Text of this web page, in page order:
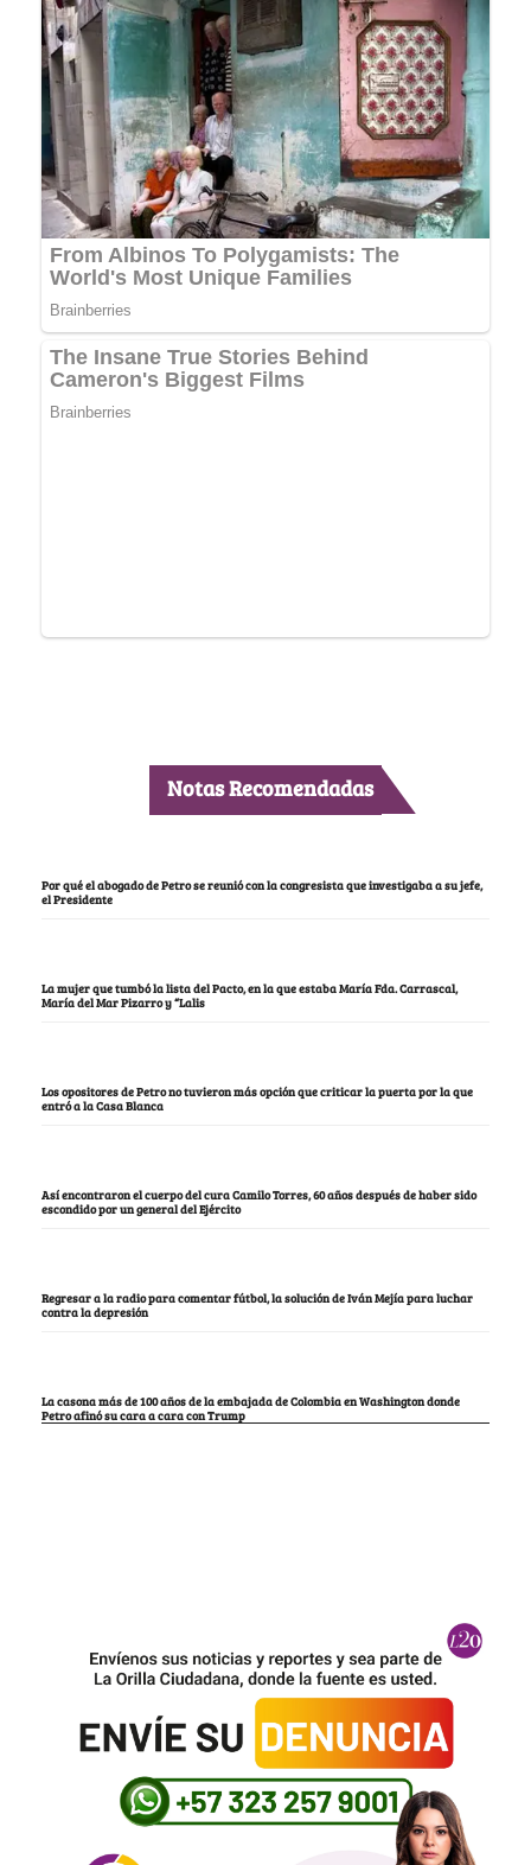
Notas Recomendadas
Por qué el abogado de Petro se reunió con la congresista que investigaba a su jefe,
el Presidente
La mujer que tumbó la lista del Pacto, en la que estaba María Fda. Carrascal,
María del Mar Pizarro y “Lalis
Los opositores de Petro no tuvieron más opción que criticar la puerta por la que
entró a la Casa Blanca
Así encontraron el cuerpo del cura Camilo Torres, 60 años después de haber sido
escondido por un general del Ejército
Regresar a la radio para comentar fútbol, la solución de Iván Mejía para luchar
contra la depresión
La casona más de 100 años de la embajada de Colombia en Washington donde
Petro afinó su cara a cara con Trump